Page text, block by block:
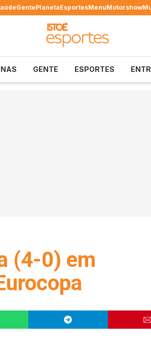
GentePlanetaEsportesMenuMotorshow
GENTE ESPORTES
(4-0) em